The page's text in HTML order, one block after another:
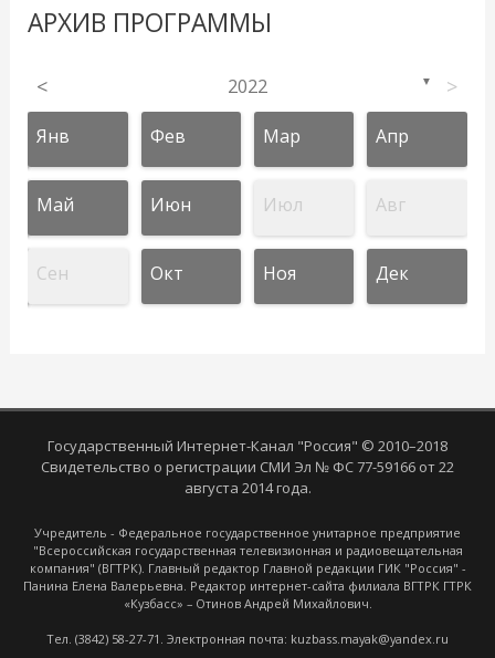
АРХИВ ПРОГРАММЫ
< 2022 ▼ >
Янв Фев Мар Апр
Май Июн Июл Авг
Сен Окт Ноя Дек
Государственный Интернет-Канал "Россия" © 2010–2018
Свидетельство о регистрации СМИ Эл № ФС 77-59166 от 22
августа 2014 года.
Учредитель - Федеральное государственное унитарное предприятие
"Всероссийская государственная телевизионная и радиовещательная
компания" (ВГТРК). Главный редактор Главной редакции ГИК "Россия" -
Панина Елена Валерьевна. Редактор интернет-сайта филиала ВГТРК ГТРК
«Кузбасс» – Отинов Андрей Михайлович.
Тел. (3842) 58-27-71. Электронная почта: kuzbass.mayak@yandex.ru